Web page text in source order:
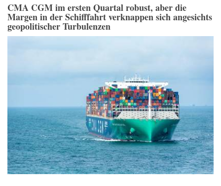
CMA CGM im ersten Quartal robust, aber die
Margen in der Schifffahrt verknappen sich angesichts
geopolitischer Turbulenzen